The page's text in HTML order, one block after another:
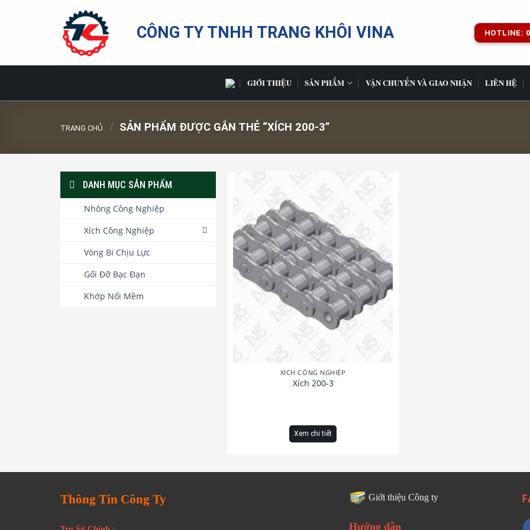
CÔNG TY TNHH TRANG KHÔI VINA HOTLINE:
GIỚI THIỆU SẢN PHẨM VẬN CHUYỂN VÀ GIAO NHẬN LIÊN HỆ
TRANG CHỦ / SẢN PHẨM ĐƯỢC GẮN THẺ “XÍCH 200-3”
DANH MỤC SẢN PHẨM
Nhông Công Nghiệp
Xích Công Nghiệp
Vòng Bi Chịu Lực
Gối Đỡ Bạc Đạn
Khớp Nối Mềm
XÍCH CÔNG NGHIỆP
Xích 200-3
Xem chi tiết
Thông Tin Công Ty Giới thiệu Công ty
Hướng dẫn